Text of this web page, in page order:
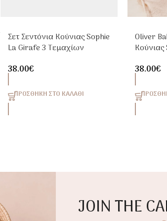
Σετ Σεντόνια Κούνιας Sophie
La Girafe 3 Τεμαχίων
38.00€
ΠΡΟΣΘΉΚΗ ΣΤΟ ΚΑΛΆΘΙ
Oliver
38.00€
JOIN THE